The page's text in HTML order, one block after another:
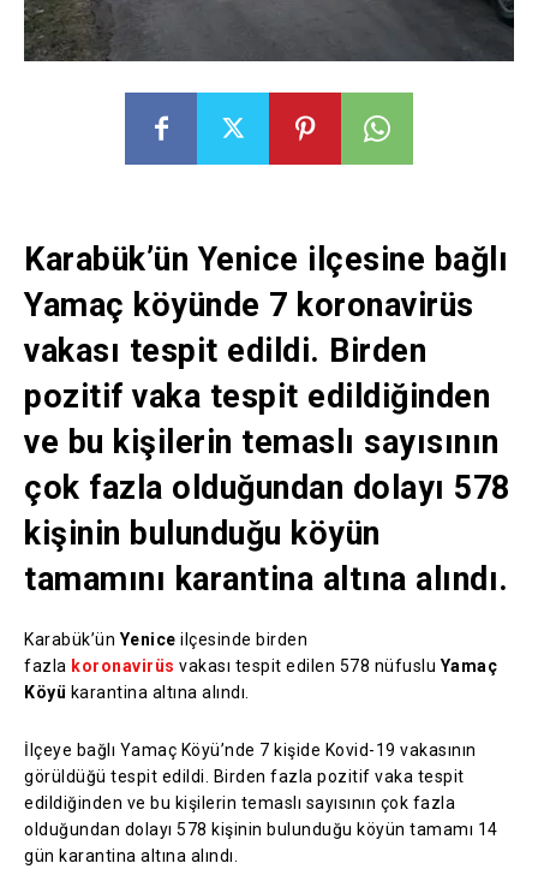
Karabük’ün Yenice ilçesine bağlı
Yamaç köyünde 7 koronavirüs
vakası tespit edildi. Birden
pozitif vaka tespit edildiğinden
ve bu kişilerin temaslı sayısının
çok fazla olduğundan dolayı 578
kişinin bulunduğu köyün
tamamını karantina altına alındı.
Karabük’ün Yenice ilçesinde birden
fazla koronavirüs vakası tespit edilen 578 nüfuslu Yamaç
Köyü karantina altına alındı.
İlçeye bağlı Yamaç Köyü’nde 7 kişide Kovid-19 vakasının
görüldüğü tespit edildi. Birden fazla pozitif vaka tespit
edildiğinden ve bu kişilerin temaslı sayısının çok fazla
olduğundan dolayı 578 kişinin bulunduğu köyün tamamı 14
gün karantina altına alındı.